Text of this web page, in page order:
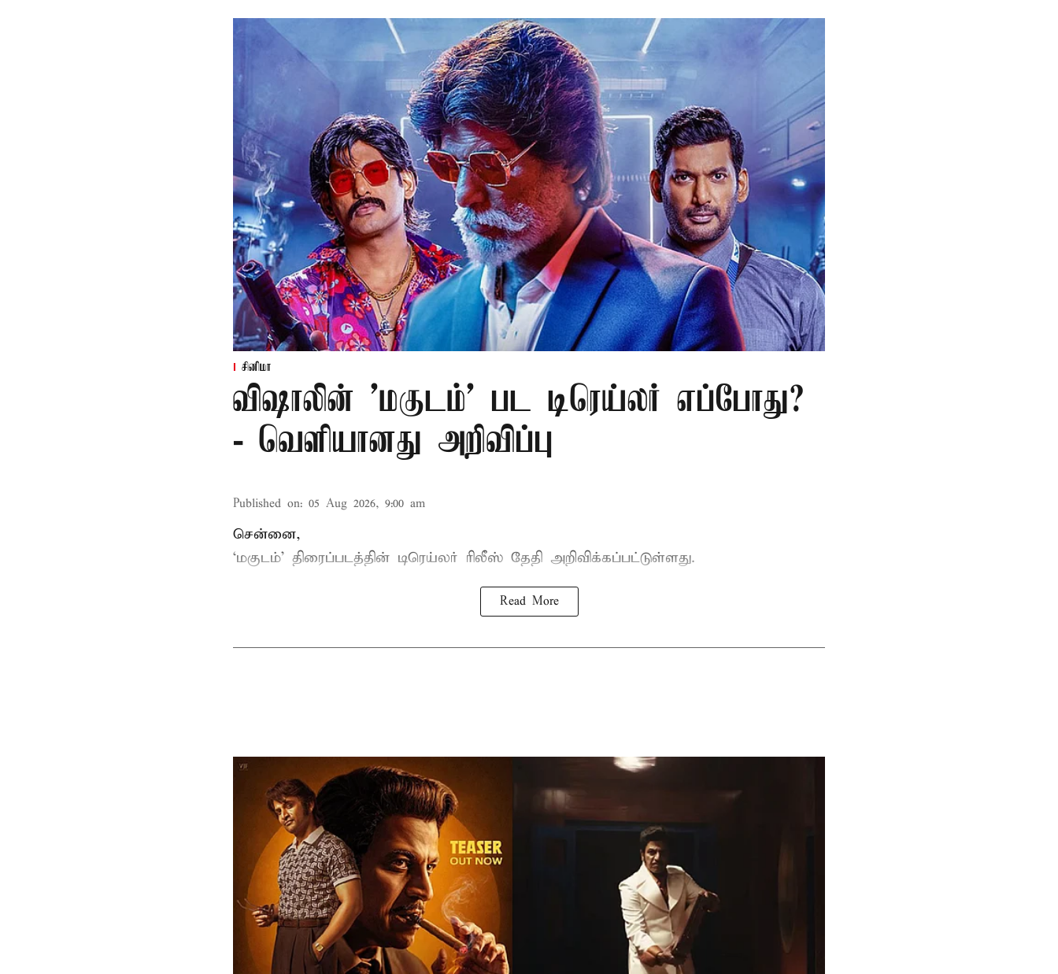
சினிமா
விஷாலின் 'மகுடம்' பட டிரெய்லர் எப்போது?
- வெளியானது அறிவிப்பு
Published on: 05 Aug 2026, 9:00 am
சென்னை,
‘மகுடம்’ திரைப்படத்தின் டிரெய்லர் ரிலீஸ் தேதி அறிவிக்கப்பட்டுள்ளது.
Read More